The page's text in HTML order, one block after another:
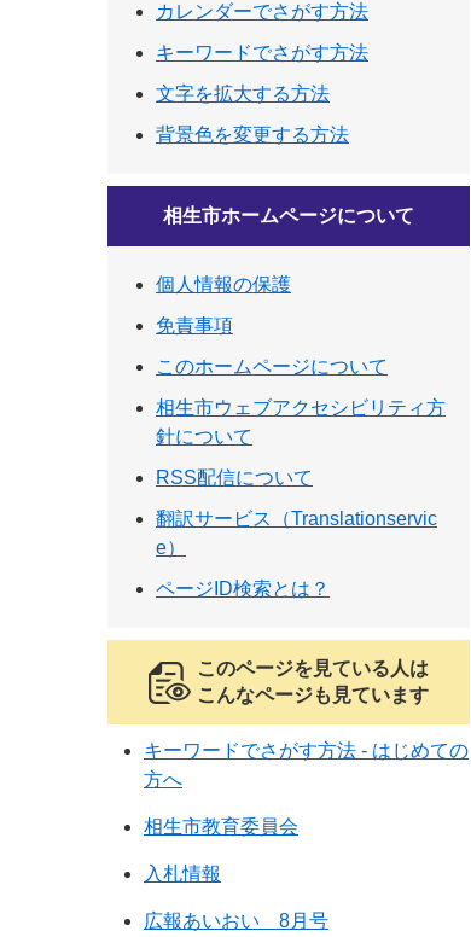
カレンダーでさがす方法
キーワードでさがす方法
文字を拡大する方法
背景色を変更する方法
相生市ホームページについて
個人情報の保護
免責事項
このホームページについて
相生市ウェブアクセシビリティ方
針について
RSS配信について
翻訳サービス（Translationservic
e）
ページID検索とは？
このページを見ている人は
こんなページも見ています
キーワードでさがす方法 - はじめての
方へ
相生市教育委員会
入札情報
広報あいおい 8月号